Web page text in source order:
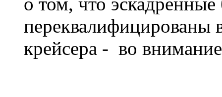
переквалифицированы
крейсера - во